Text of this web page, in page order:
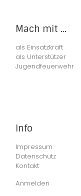
Mach mit ...
als Einsatzkraft
als Unterstützer
Jugendfeuerwehr
Info
Impressum
Datenschutz
Kontakt
Anmelden